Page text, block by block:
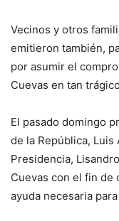
Vecinos y otros
emitieron también,
por asumir el
Cuevas en tan
El pasado domingo
de la República,
Presidencia,
Cuevas con el fin de
ayuda necesaria